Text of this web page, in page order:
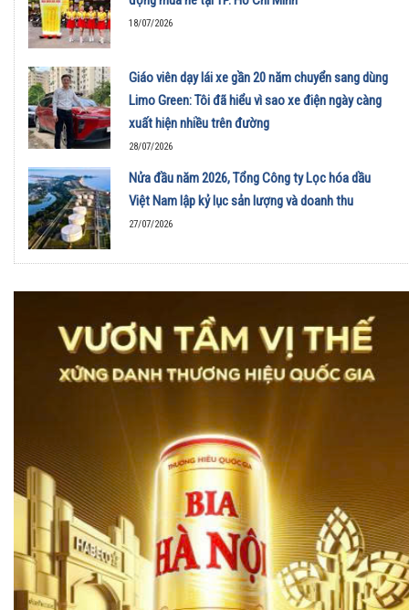
18/07/2026
Giáo viên dạy lái xe gần 20 năm chuyển sang dùng
Limo Green: Tôi đã hiểu vì sao xe điện ngày càng
xuất hiện nhiều trên đường
28/07/2026
Nửa đầu năm 2026, Tổng Công ty Lọc hóa dầu
Việt Nam lập kỷ lục sản lượng và doanh thu
27/07/2026